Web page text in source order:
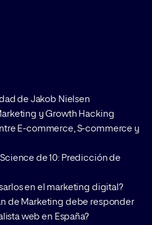
de Jakob Nielsen
y Growth Hacking
E-commerce, S-commerce y
de 10: Predicción de
en el marketing digital?
de Marketing debe responder
web en España?